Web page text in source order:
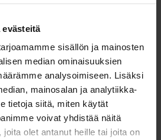
sisällön ja mainosten
median ominaisuuksien
analysoimiseen. Lisäksi
mainosalan ja analytiikka-
tietoja siitä, miten käytät
voivat yhdistää näitä
joita olet antanut heille tai joita on